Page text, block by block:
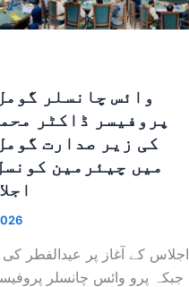
وائس چانسلر
پروفیسر ڈاکٹر
کی زیر صدارت
میں چیئرمین
اجلاس کے آغاز پر عیدالفطر کی
جبکہ پرو وائس چانسلر